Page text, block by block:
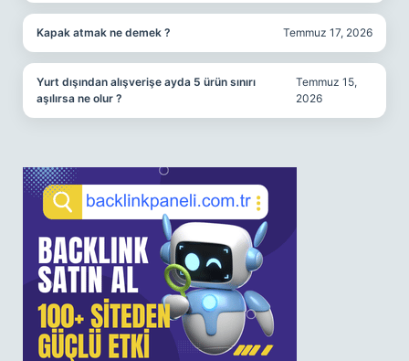
Kapak atmak ne demek ? Temmuz 17, 2026
Yurt dışından alışverişe ayda 5 ürün sınırı
aşılırsa ne olur ?
Temmuz 15,
2026